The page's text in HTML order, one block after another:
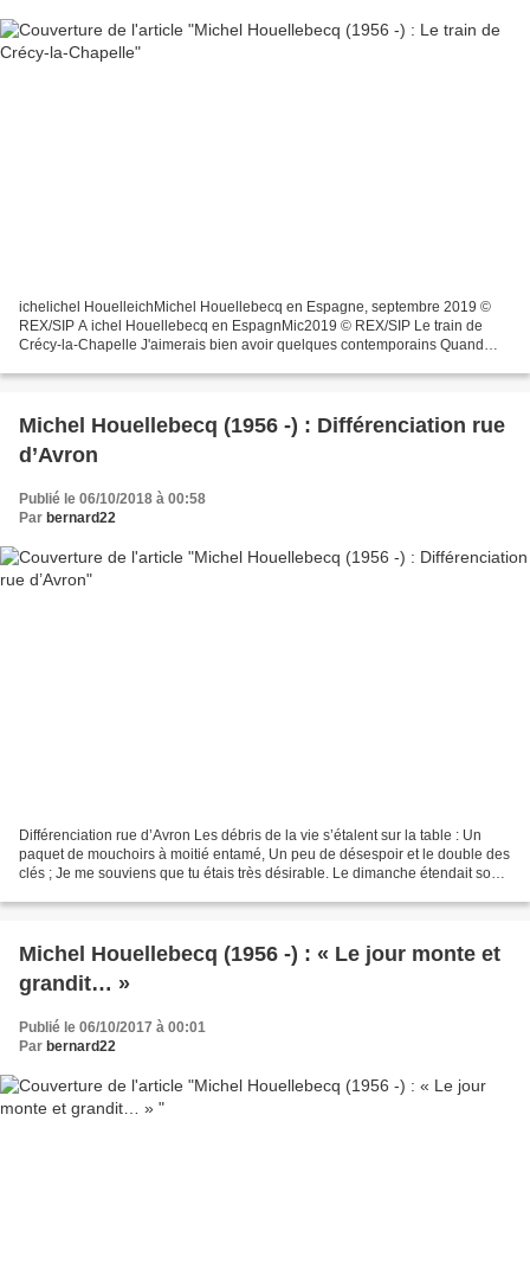
ichelichel HouelleichMichel Houellebecq en Espagne, septembre 2019 ©
REX/SIP A ichel Houellebecq en EspagnMic2019 © REX/SIP Le train de
Crécy-la-Chapelle J'aimerais bien avoir quelques contemporains Quand
Michel Houellebecq (1956 -) : Différenciation rue
d’Avron
Publié le 06/10/2018 à 00:58
Par bernard22
Différenciation rue d’Avron Les débris de la vie s’étalent sur la table : Un
paquet de mouchoirs à moitié entamé, Un peu de désespoir et le double des
clés ; Je me souviens que tu étais très désirable. Le dimanche étendait son
Michel Houellebecq (1956 -) : « Le jour monte et
grandit… »
Publié le 06/10/2017 à 00:01
Par bernard22